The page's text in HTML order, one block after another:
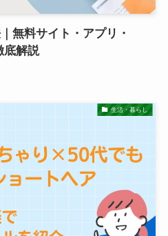
無料サイト・アプリ・
底解説
生活・暮らし